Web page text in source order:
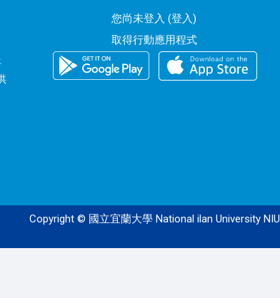
您尚未登入 (登入)
取得行動應用程式
Copyright © 國立宜蘭大學 National ilan University NIU